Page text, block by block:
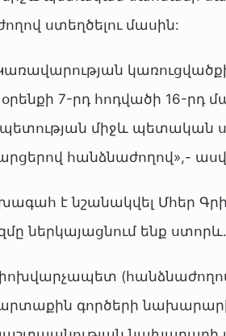
ստեղծելու մասին:
7-րդ հոդվածի 16-րդ
միջև
հանձնաժողով»,-
է նշանակվել Մհեր
ներկայացնում ենք ստորև․
փոխվարչապետ
գործերի